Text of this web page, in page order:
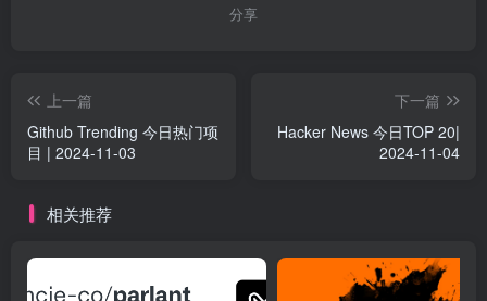
分享
上一篇
Github Trending 今日热门项
目 | 2024-11-03
下一篇
Hacker News 今日TOP 20|
2024-11-04
相关推荐